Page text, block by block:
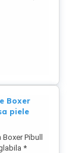
Boxer
piele
Pibull
*